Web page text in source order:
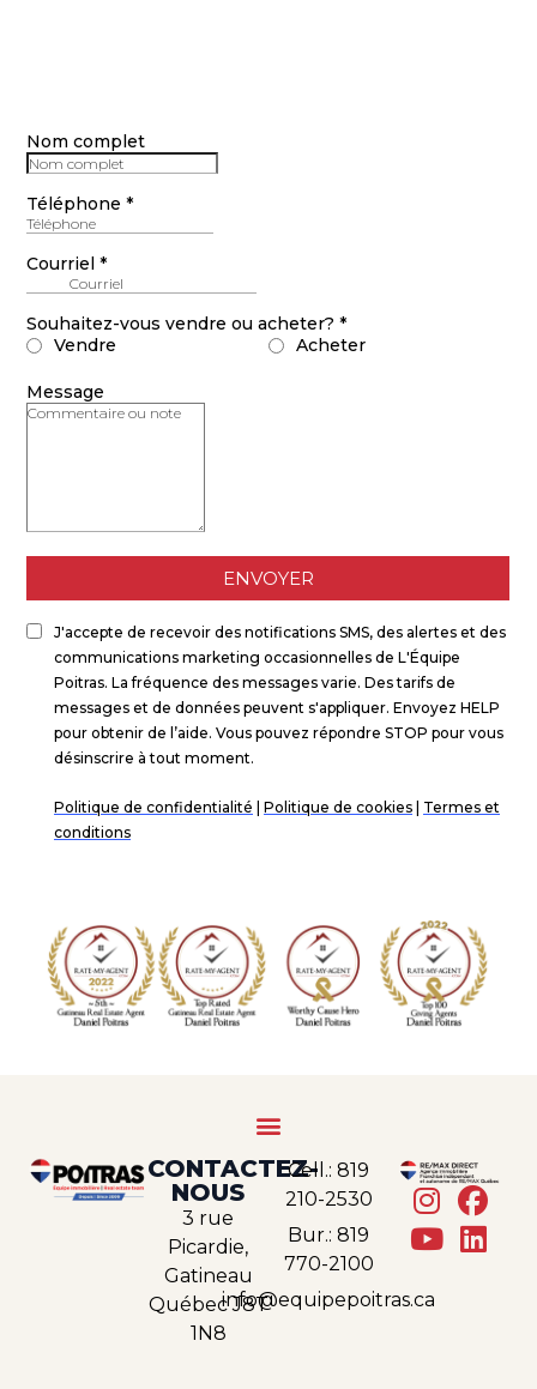
CONTACTEZ-
NOUS
3 rue
Picardie,
Gatineau
Québec J8T
1N8
Cell.: 819
210-2530
Bur.: 819
770-2100
info@equipepoitras.ca